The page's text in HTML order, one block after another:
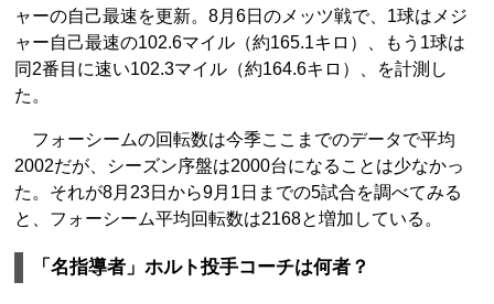
ャーの自己最速を更新。8月6日のメッツ戦で、1球はメジ
ャー自己最速の102.6マイル（約165.1キロ）、もう1球は
同2番目に速い102.3マイル（約164.6キロ）、を計測し
た。
フォーシームの回転数は今季ここまでのデータで平均
2002だが、シーズン序盤は2000台になることは少なかっ
た。それが8月23日から9月1日までの5試合を調べてみる
と、フォーシーム平均回転数は2168と増加している。
「名指導者」ホルト投手コーチは何者？